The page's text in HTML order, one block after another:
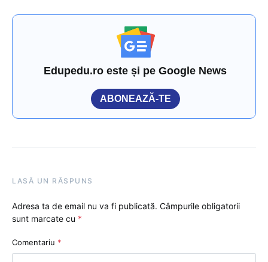
Edupedu.ro este și pe Google News
ABONEAZĂ-TE
LASĂ UN RĂSPUNS
Adresa ta de email nu va fi publicată. Câmpurile obligatorii
sunt marcate cu *
Comentariu *